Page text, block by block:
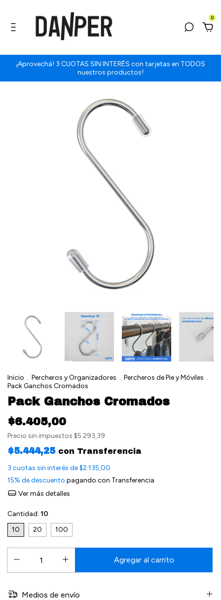
0
¡Aprovechá! 3 CUOTAS SIN INTERÉS con tarjetas en TODOS
nuestros productos!
Inicio . Percheros y Organizadores . Percheros de Pie y Móviles .
Pack Ganchos Cromados
Pack Ganchos Cromados
$6.405,00
Precio sin impuestos $5.293,39
$5.444,25 con Transferencia
3 cuotas sin interés de$2.135,00
15% de descuento pagando con Transferencia
Ver más detalles
Cantidad: 10
10
20 100
Medios de envío